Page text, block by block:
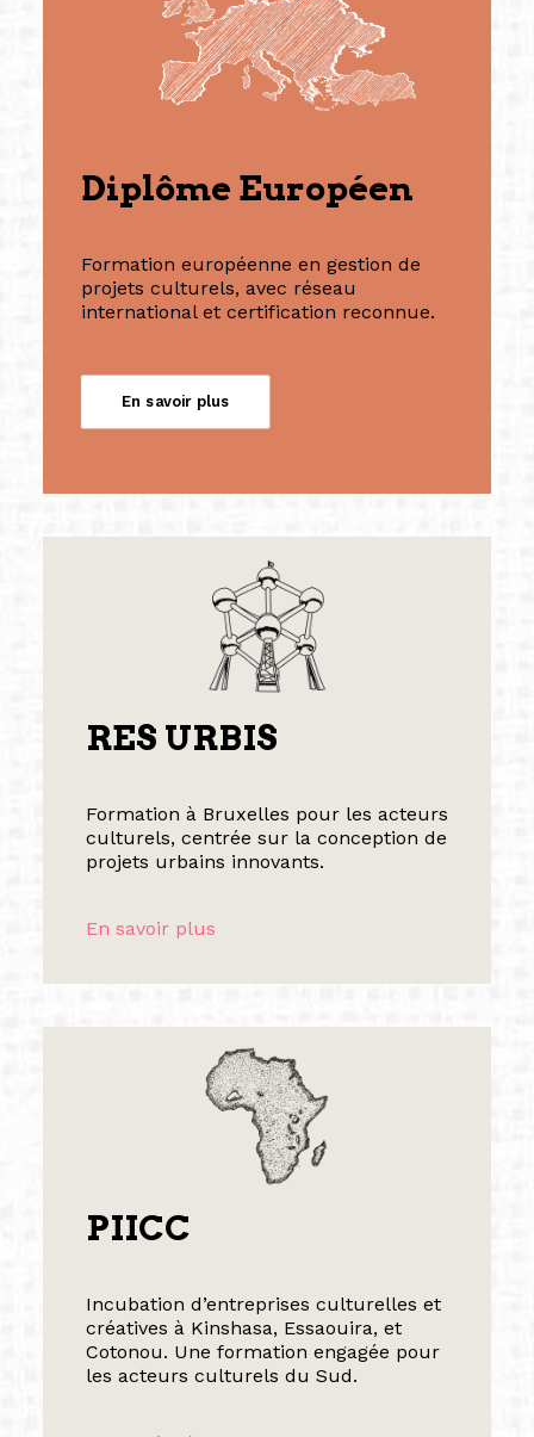
Diplôme Européen
Formation européenne en gestion de
projets culturels, avec réseau
international et certification reconnue.
En savoir plus
RES URBIS
Formation à Bruxelles pour les acteurs
culturels, centrée sur la conception de
projets urbains innovants.
En savoir plus
PIICC
Incubation d’entreprises culturelles et
créatives à Kinshasa, Essaouira, et
Cotonou. Une formation engagée pour
les acteurs culturels du Sud.